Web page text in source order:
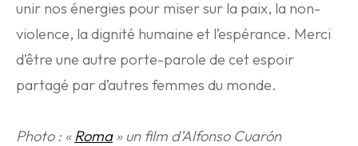
unir nos énergies pour miser sur la paix, la non-
violence, la dignité humaine et l’espérance. Merci
d’être une autre porte-parole de cet espoir
partagé par d’autres femmes du monde.
Photo : «Roma» un film d’Alfonso Cuarón